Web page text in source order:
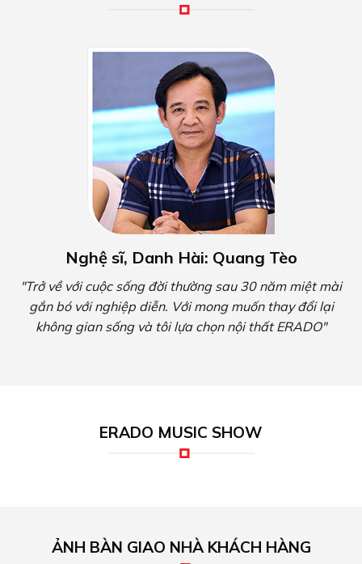
Nghệ sĩ, Danh Hài: Quang Tèo
"Trở về với cuộc sống đời thường sau 30 năm miệt mài
gắn bó với nghiệp diễn. Với mong muốn thay đổi lại
không gian sống và tôi lựa chọn nội thất ERADO"
ERADO MUSIC SHOW
ẢNH BÀN GIAO NHÀ KHÁCH HÀNG